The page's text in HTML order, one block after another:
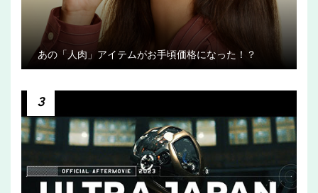
あの「人肉」アイテムがお手頃価格になった！？
3